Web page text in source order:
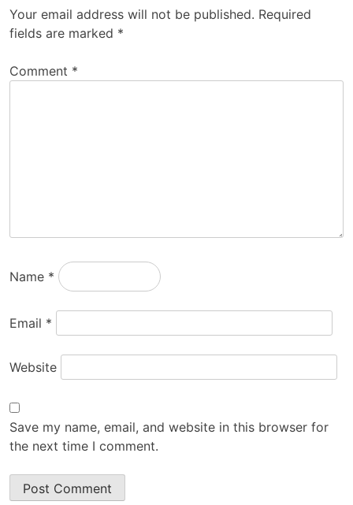
Your email address will not be published. Required
fields are marked *
Comment *
Name *
Email *
Website
Save my name, email, and website in this browser for
the next time I comment.